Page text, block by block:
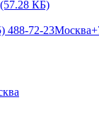
(57.28 КБ)
488-72-23Москва